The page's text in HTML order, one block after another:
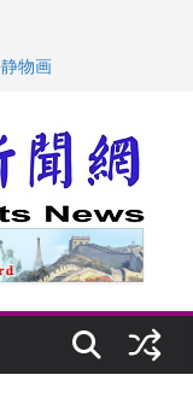
千里乡愁
以言喻的快乐